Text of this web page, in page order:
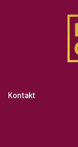
Kontakt